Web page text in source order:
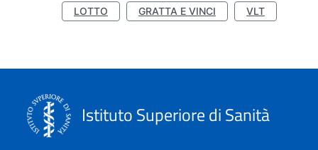
LOTTO
GRATTA E VINCI VLT
Istituto Superiore di Sanità